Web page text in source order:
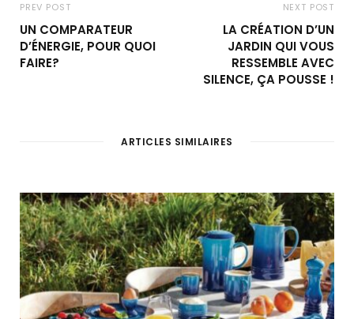
PREV POST
UN COMPARATEUR
D’ÉNERGIE, POUR QUOI
FAIRE?
NEXT POST
LA CRÉATION D’UN
JARDIN QUI VOUS
RESSEMBLE AVEC
SILENCE, ÇA POUSSE !
ARTICLES SIMILAIRES